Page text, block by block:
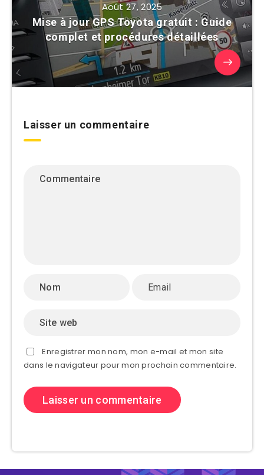
Août 27, 2025
Mise à jour GPS Toyota gratuit : Guide
complet et procédures détaillées
Laisser un commentaire
Enregistrer mon nom, mon e-mail et mon site
dans le navigateur pour mon prochain commentaire.